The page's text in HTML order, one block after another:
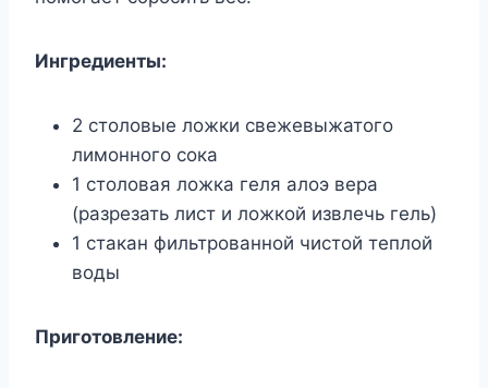
Ингредиенты:
2 столовые ложки свежевыжатого
лимонного сока
1 столовая ложка геля алоэ вера
(разрезать лист и ложкой извлечь гель)
1 стакан фильтрованной чистой теплой
воды
Приготовление: